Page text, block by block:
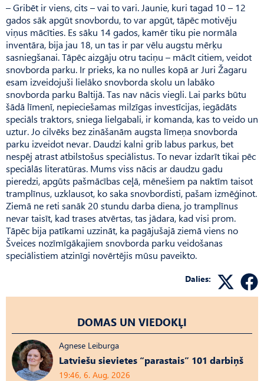
– Gribēt ir viens, cits – vai to vari. Jaunie, kuri tagad 10 – 12
gados sāk apgūt snovbordu, to var apgūt, tāpēc motivēju
viņus mācīties. Es sāku 14 gados, kamēr tiku pie normāla
inventāra, bija jau 18, un tas ir par vēlu augstu mērķu
sasniegšanai. Tāpēc aizgāju otru taciņu – mācīt citiem, veidot
snovborda parku. Ir prieks, ka no nulles kopā ar Juri Žagaru
esam izveidojuši lielāko snovborda skolu un labāko
snovborda parku Baltijā. Tas nav nācis viegli. Lai parks būtu
šādā līmenī, nepieciešamas milzīgas investīcijas, iegādāts
speciāls traktors, sniega lielgabali, ir komanda, kas to veido un
uztur. Jo cilvēks bez zināšanām augsta līmeņa snovborda
parku izveidot nevar. Daudzi kalni grib labus parkus, bet
nespēj atrast atbilstošus speciālistus. To nevar izdarīt tikai pēc
speciālās literatūras. Mums viss nācis ar daudzu gadu
pieredzi, apgūts pašmācības ceļā, mēnešiem pa naktīm taisot
tramplīnus, uzklausot, ko saka snovbordisti, pašam izmēģinot.
Ziemā ne reti sanāk 20 stundu darba diena, jo tramplīnus
nevar taisīt, kad trases atvērtas, tas jādara, kad visi prom.
Tāpēc bija patīkami uzzināt, ka pagājušajā ziemā viens no
Šveices nozīmīgākajiem snovborda parku veidošanas
speciālistiem atzinīgi novērtējis mūsu paveikto.
Dalies:
DOMAS UN VIEDOKĻI
Agnese Leiburga
Latviešu sievietes “parastais” 101 darbiņš
19:46, 6. Aug, 2026